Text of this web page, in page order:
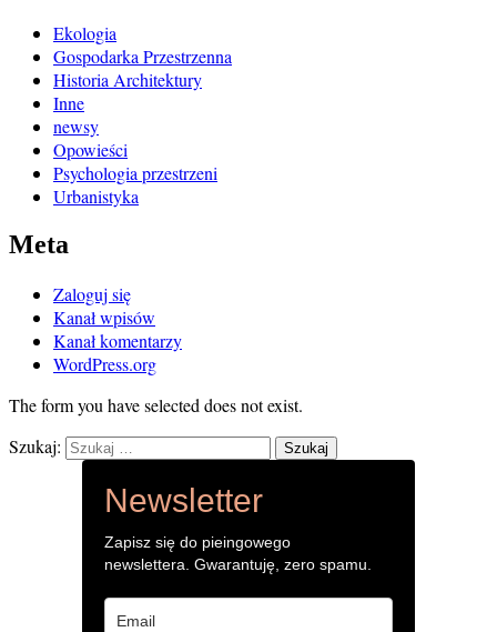
Ekologia
Gospodarka Przestrzenna
Historia Architektury
Inne
newsy
Opowieści
Psychologia przestrzeni
Urbanistyka
Meta
Zaloguj się
Kanał wpisów
Kanał komentarzy
WordPress.org
The form you have selected does not exist.
Szukaj:
Newsletter
Zapisz się do pieingowego
newslettera. Gwarantuję, zero spamu.